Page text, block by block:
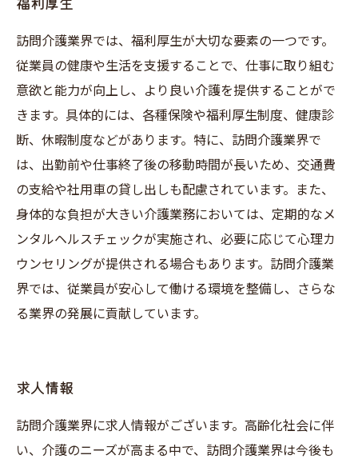
訪問介護業界では、福利厚生が大切な要素の一つです。
従業員の健康や生活を支援することで、仕事に取り組む
意欲と能力が向上し、より良い介護を提供することがで
きます。具体的には、各種保険や福利厚生制度、健康診
断、休暇制度などがあります。特に、訪問介護業界で
は、出勤前や仕事終了後の移動時間が長いため、交通費
の支給や社用車の貸し出しも配慮されています。また、
身体的な負担が大きい介護業務においては、定期的なメ
ンタルヘルスチェックが実施され、必要に応じて心理カ
ウンセリングが提供される場合もあります。訪問介護業
界では、従業員が安心して働ける環境を整備し、さらな
る業界の発展に貢献しています。
求人情報
訪問介護業界に求人情報がございます。高齢化社会に伴
い、介護のニーズが高まる中で、訪問介護業界は今後も